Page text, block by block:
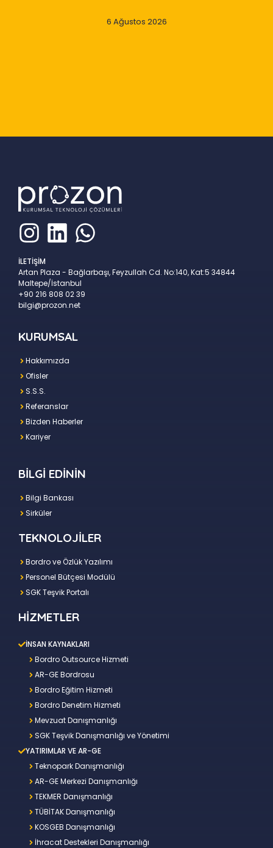
6 Ağustos 2026
İLETİŞİM
Artan Plaza - Bağlarbaşı, Feyzullah Cd. No:140, Kat:5 34844
Maltepe/İstanbul
+90 216 808 02 39
bilgi@prozon.net
KURUMSAL
Hakkımızda
Ofisler
S.S.S.
Referanslar
Bizden Haberler
Kariyer
BİLGİ EDİNİN
Bilgi Bankası
Sirküler
TEKNOLOJİLER
Bordro ve Özlük Yazılımı
Personel Bütçesi Modülü
SGK Teşvik Portalı
HİZMETLER
İNSAN KAYNAKLARI
Bordro Outsource Hizmeti
AR-GE Bordrosu
Bordro Eğitim Hizmeti
Bordro Denetim Hizmeti
Mevzuat Danışmanlığı
SGK Teşvik Danışmanlığı ve Yönetimi
YATIRIMLAR VE AR-GE
Teknopark Danışmanlığı
AR-GE Merkezi Danışmanlığı
TEKMER Danışmanlığı
TÜBİTAK Danışmanlığı
KOSGEB Danışmanlığı
İhracat Destekleri Danışmanlığı